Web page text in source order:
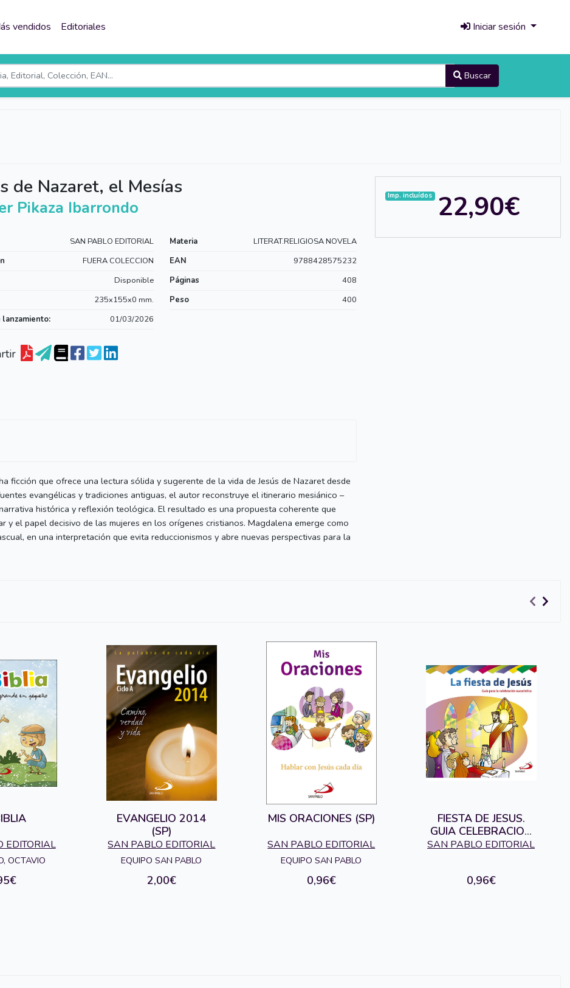
vendidos Editoriales Iniciar sesión
Buscar
de Nazaret, el Mesías
Pikaza Ibarrondo
SAN PABLO EDITORIAL Materia
LITERAT.RELIGIOSA NOVELA
FUERA COLECCION EAN
9788428575232
Disponible Páginas
408
235x155x0 mm. Peso
400
lanzamiento:
01/03/2026
Imp. incluídos 22,90€
ficción que ofrece una lectura sólida y sugerente de la vida de Jesús de Nazaret desde
evangélicas y tradiciones antiguas, el autor reconstruye el itinerario mesiánico –
histórica y reflexión teológica. El resultado es una propuesta coherente que
y el papel decisivo de las mujeres en los orígenes cristianos. Magdalena emerge como
en una interpretación que evita reduccionismos y abre nuevas perspectivas para la
EDITORIAL
OCTAVIO
EVANGELIO 2014
(SP)
SAN PABLO EDITORIAL
EQUIPO SAN PABLO
2,00€
MIS ORACIONES (SP)
SAN PABLO EDITORIAL
EQUIPO SAN PABLO
0,96€
FIESTA DE JESUS.
GUIA CELEBRACION
EUCARISTICA.
SAN PABLO EDITORIAL
0,96€